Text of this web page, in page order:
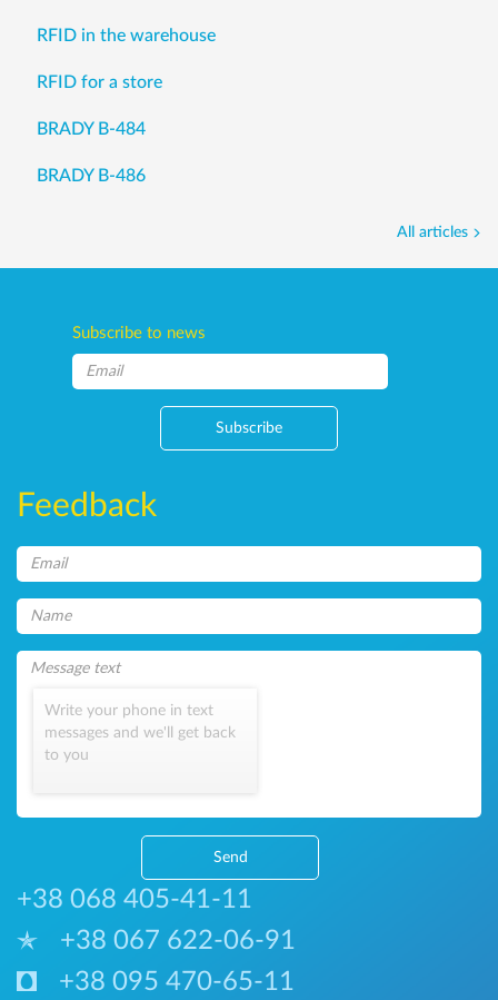
RFID in the warehouse
RFID for a store
BRADY B-484
BRADY B-486
All articles
Subscribe to news
Subscribe
Feedback
Write your phone in text
messages and we'll get back
to you
Send
+38 068 405-41-11
+38 067 622-06-91
+38 095 470-65-11